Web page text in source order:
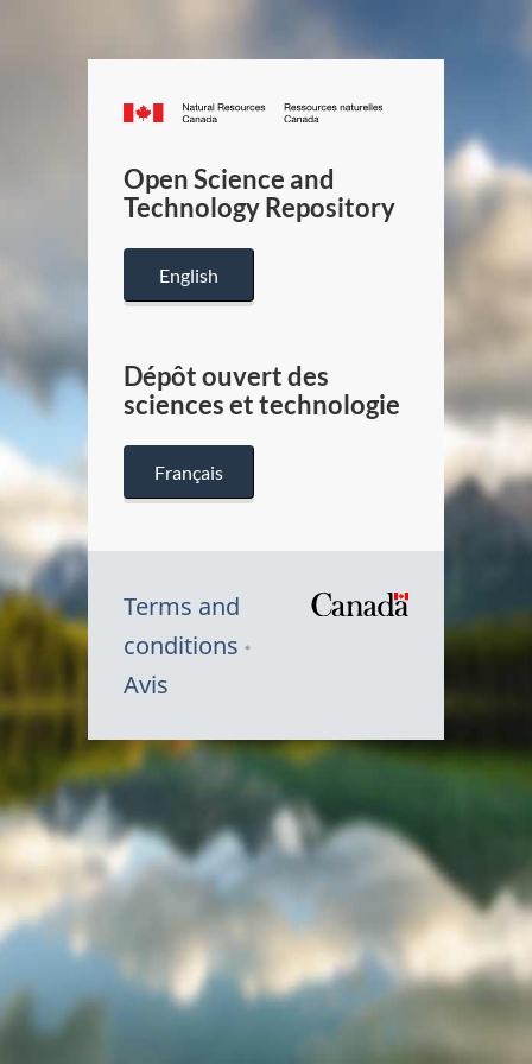
Canada.ca
/
Canada
Open Science and
Technology Repository
English
Dépôt ouvert des
sciences et technologie
Français
Terms and
conditions
Avis
Symbole
du